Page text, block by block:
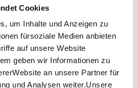
Cookies
um Inhalte und Anzeigen zu
fürsoziale Medien anbieten
auf unsere Website
geben wir Informationen zu
an unsere Partner für
und Analysen weiter.Unsere
10:00 a.m. - 11:00 p.m.